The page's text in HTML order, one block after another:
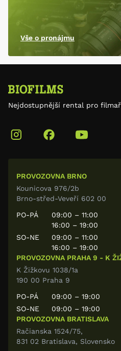
Vše o pronájmu
Nejdostupnější rental pro
PROVOZOVNA BRNO
Kounicova 976/2b
Brno-střed-Veveří 602 00
PO-PÁ
09:00 – 11:00
16:00 – 19:00
SO-NE
09:00 – 11:00
16:00 – 19:00
PROVOZOVNA PRAHA 9 - K
K Žižkovu 1038/1a
190 00 Praha 9
PO-PÁ
09:00 – 19:00
SO-NE
09:00 – 19:00
PROVOZOVNA BRATISLAVA
Račianska 1524/75,
831 02 Bratislava, Slovensko